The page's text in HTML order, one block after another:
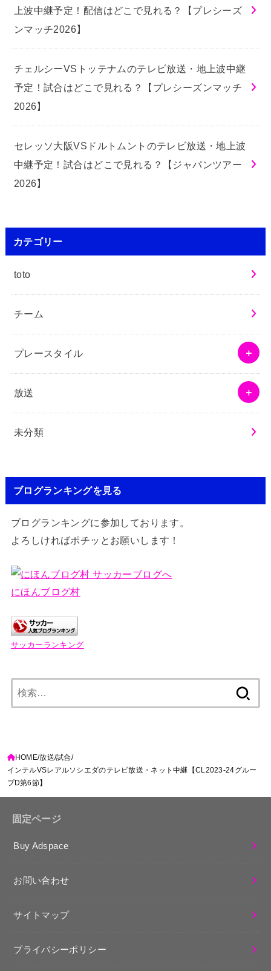
上波中継予定！配信はどこで見れる？【プレシーズ
ンマッチ2026】
チェルシーVSトッテナムのテレビ放送・地上波中継
予定！試合はどこで見れる？【プレシーズンマッチ
2026】
セレッソ大阪VSドルトムントのテレビ放送・地上波
中継予定！試合はどこで見れる？【ジャパンツアー
2026】
カテゴリー
toto
チーム
プレースタイル
放送
未分類
ブログランキングを見る
ブログランキングに参加しております。
よろしければポチッとお願いします！
にほんブログ村
サッカーランキング
索:
HOME 放送 試合
インテルVSレアルソシエダのテレビ放送・ネット中継【CL2023-24グルー
プD第6節】
固定ページ
Buy Adspace
お問い合わせ
サイトマップ
プライバシーポリシー